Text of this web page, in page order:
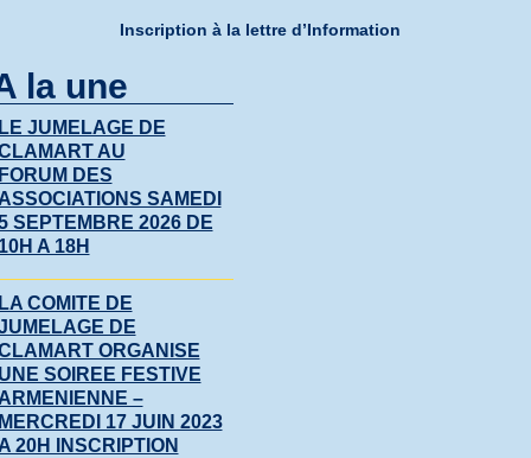
Inscription à la lettre d’Information
la une
JUMELAGE DE
AU
DES
SAMEDI
SEPTEMBRE 2026 DE
A 18H
COMITE DE
DE
ORGANISE
SOIREE FESTIVE
–
17 JUIN 2023
20H INSCRIPTION